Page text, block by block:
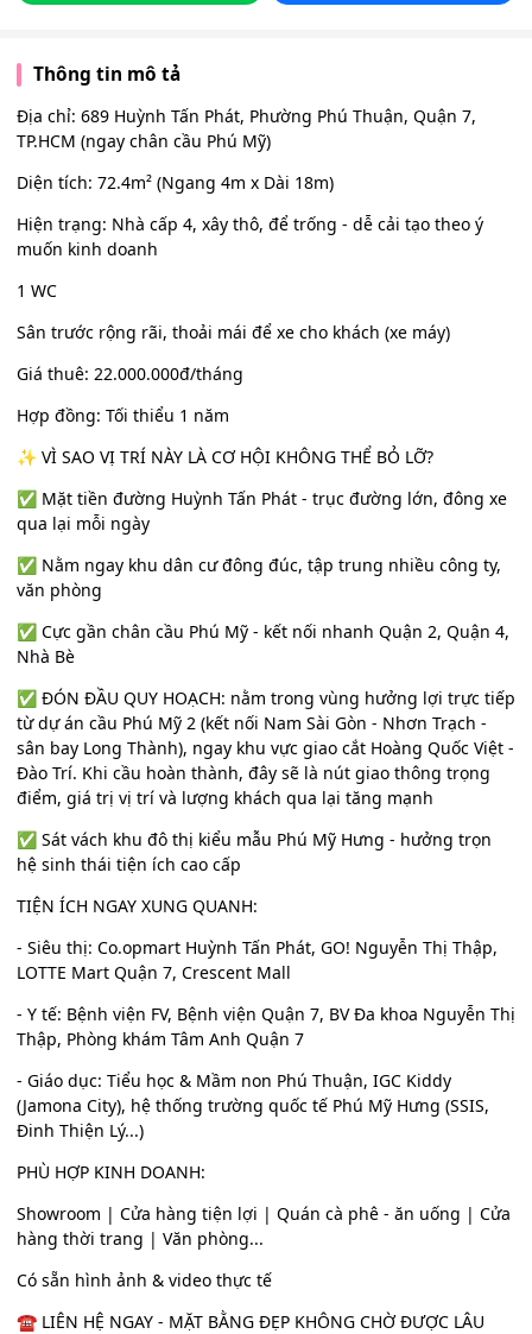
Thông tin mô tả
Địa chỉ: 689 Huỳnh Tấn Phát, Phường Phú Thuận, Quận 7,
TP.HCM (ngay chân cầu Phú Mỹ)
Diện tích: 72.4m² (Ngang 4m x Dài 18m)
Hiện trạng: Nhà cấp 4, xây thô, để trống - dễ cải tạo theo ý
muốn kinh doanh
1 WC
Sân trước rộng rãi, thoải mái để xe cho khách (xe máy)
Giá thuê: 22.000.000đ/tháng
Hợp đồng: Tối thiểu 1 năm
✨ VÌ SAO VỊ TRÍ NÀY LÀ CƠ HỘI KHÔNG THỂ BỎ LỠ?
✅ Mặt tiền đường Huỳnh Tấn Phát - trục đường lớn, đông xe
qua lại mỗi ngày
✅ Nằm ngay khu dân cư đông đúc, tập trung nhiều công ty,
văn phòng
✅ Cực gần chân cầu Phú Mỹ - kết nối nhanh Quận 2, Quận 4,
Nhà Bè
✅ ĐÓN ĐẦU QUY HOẠCH: nằm trong vùng hưởng lợi trực tiếp
từ dự án cầu Phú Mỹ 2 (kết nối Nam Sài Gòn - Nhơn Trạch -
sân bay Long Thành), ngay khu vực giao cắt Hoàng Quốc Việt -
Đào Trí. Khi cầu hoàn thành, đây sẽ là nút giao thông trọng
điểm, giá trị vị trí và lượng khách qua lại tăng mạnh
✅ Sát vách khu đô thị kiểu mẫu Phú Mỹ Hưng - hưởng trọn
hệ sinh thái tiện ích cao cấp
TIỆN ÍCH NGAY XUNG QUANH:
- Siêu thị: Co.opmart Huỳnh Tấn Phát, GO! Nguyễn Thị Thập,
LOTTE Mart Quận 7, Crescent Mall
- Y tế: Bệnh viện FV, Bệnh viện Quận 7, BV Đa khoa Nguyễn Thị
Thập, Phòng khám Tâm Anh Quận 7
- Giáo dục: Tiểu học & Mầm non Phú Thuận, IGC Kiddy
(Jamona City), hệ thống trường quốc tế Phú Mỹ Hưng (SSIS,
Đinh Thiện Lý...)
PHÙ HỢP KINH DOANH:
Showroom | Cửa hàng tiện lợi | Quán cà phê - ăn uống | Cửa
hàng thời trang | Văn phòng...
Có sẵn hình ảnh & video thực tế
☎️ LIÊN HỆ NGAY - MẶT BẰNG ĐẸP KHÔNG CHỜ ĐƯỢC LÂU